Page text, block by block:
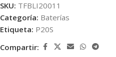
SKU: TFBLI20011
Categoría: Baterías
Etiqueta: P20S
Compartir: